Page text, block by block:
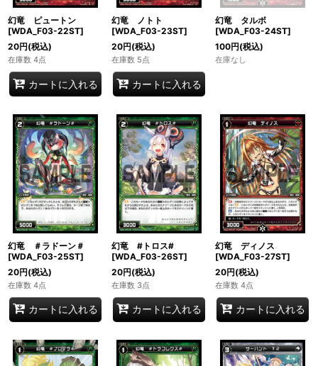
幻竜 ピュートン
[WDA_F03-22ST]
20円(税込)
在庫数 4点
カートに入れる
幻竜 ノトト
[WDA_F03-23ST]
20円(税込)
在庫数 5点
カートに入れる
幻竜 タルボ
[WDA_F03-24ST]
100円(税込)
在庫なし
幻竜 ＃ラドーン＃
[WDA_F03-25ST]
20円(税込)
在庫数 4点
カートに入れる
幻竜 #トロス#
[WDA_F03-26ST]
20円(税込)
在庫数 3点
カートに入れる
幻竜 ディノス
[WDA_F03-27ST]
20円(税込)
在庫数 4点
カートに入れる